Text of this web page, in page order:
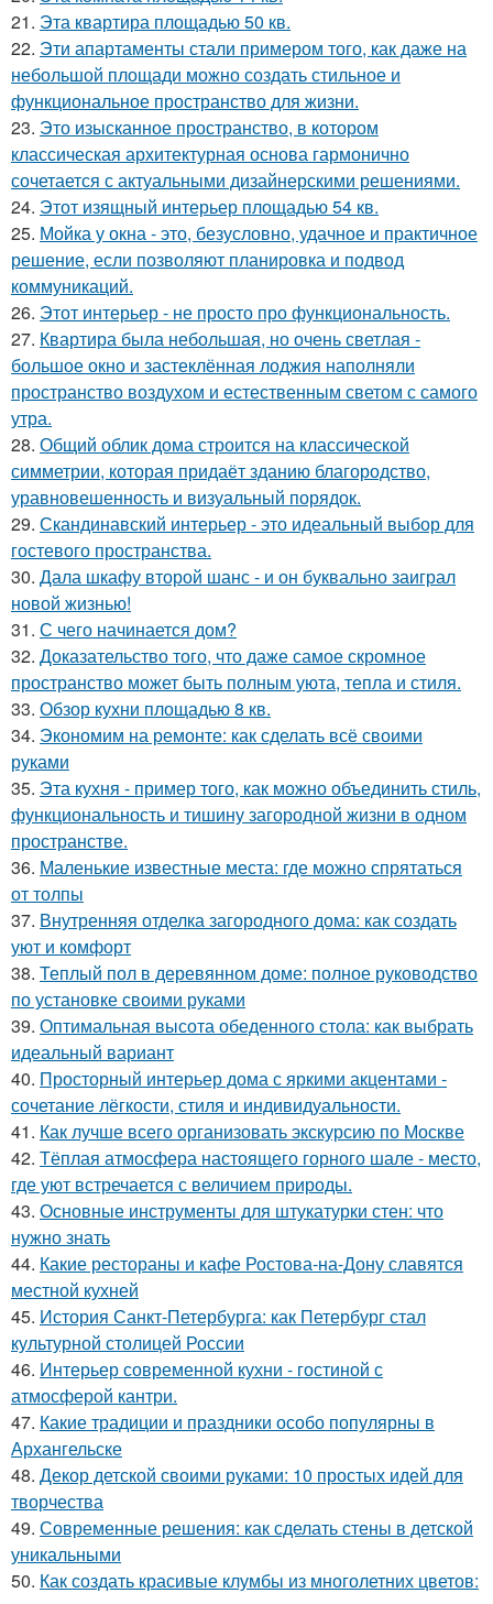
21. Эта квартира площадью 50 кв.
22. Эти апартаменты стали примером того, как даже на
небольшой площади можно создать стильное и
функциональное пространство для жизни.
23. Это изысканное пространство, в котором
классическая архитектурная основа гармонично
сочетается с актуальными дизайнерскими решениями.
24. Этот изящный интерьер площадью 54 кв.
25. Мойка у окна - это, безусловно, удачное и практичное
решение, если позволяют планировка и подвод
коммуникаций.
26. Этот интерьер - не просто про функциональность.
27. Квартира была небольшая, но очень светлая -
большое окно и застеклённая лоджия наполняли
пространство воздухом и естественным светом с самого
утра.
28. Общий облик дома строится на классической
симметрии, которая придаёт зданию благородство,
уравновешенность и визуальный порядок.
29. Скандинавский интерьер - это идеальный выбор для
гостевого пространства.
30. Дала шкафу второй шанс - и он буквально заиграл
новой жизнью!
31. С чего начинается дом?
32. Доказательство того, что даже самое скромное
пространство может быть полным уюта, тепла и стиля.
33. Обзор кухни площадью 8 кв.
34. Экономим на ремонте: как сделать всё своими
руками
35. Эта кухня - пример того, как можно объединить стиль,
функциональность и тишину загородной жизни в одном
пространстве.
36. Маленькие известные места: где можно спрятаться
от толпы
37. Внутренняя отделка загородного дома: как создать
уют и комфорт
38. Теплый пол в деревянном доме: полное руководство
по установке своими руками
39. Оптимальная высота обеденного стола: как выбрать
идеальный вариант
40. Просторный интерьер дома с яркими акцентами -
сочетание лёгкости, стиля и индивидуальности.
41. Как лучше всего организовать экскурсию по Москве
42. Тёплая атмосфера настоящего горного шале - место,
где уют встречается с величием природы.
43. Основные инструменты для штукатурки стен: что
нужно знать
44. Какие рестораны и кафе Ростова-на-Дону славятся
местной кухней
45. История Санкт-Петербурга: как Петербург стал
культурной столицей России
46. Интерьер современной кухни - гостиной с
атмосферой кантри.
47. Какие традиции и праздники особо популярны в
Архангельске
48. Декор детской своими руками: 10 простых идей для
творчества
49. Современные решения: как сделать стены в детской
уникальными
50. Как создать красивые клумбы из многолетних цветов: